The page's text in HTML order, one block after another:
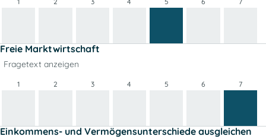
Freie Marktwirtschaft
Fragetext anzeigen
1 2 3 4 5 6 7
Einkommens- und Vermögensunterschiede ausgleichen